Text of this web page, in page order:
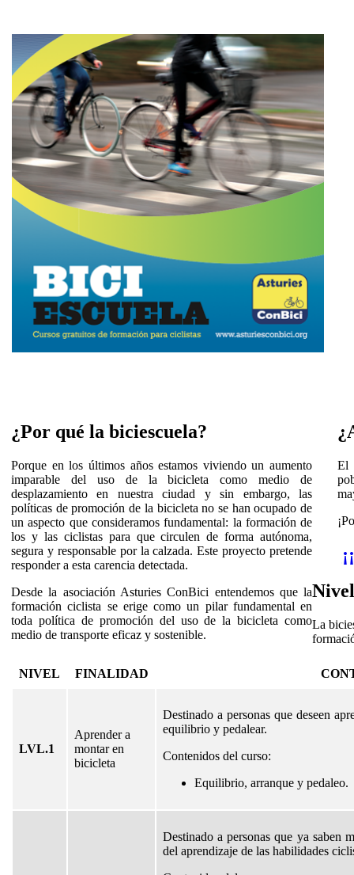
¿Por qué la biciescuela?
Porque en los últimos años estamos viviendo un aumento
imparable del uso de la bicicleta como medio de
desplazamiento en nuestra ciudad y sin embargo, las
políticas de promoción de la bicicleta no se han ocupado de
un aspecto que consideramos fundamental: la formación de
los y las ciclistas para que circulen de forma autónoma,
segura y responsable por la calzada. Este proyecto pretende
responder a esta carencia detectada.
Desde la asociación Asturies ConBici entendemos que la
formación ciclista se erige como un pilar fundamental en
toda política de promoción del uso de la bicicleta como
medio de transporte eficaz y sostenible.
El
La
NIVEL FINALIDAD
LVL.1
Aprender a
montar en
bicicleta
Destinado a personas que deseen
equilibrio y pedalear.
Contenidos del curso:
Equilibrio, arranque y pedaleo.
Destinado a personas que ya saben
del aprendizaje de las habilidades